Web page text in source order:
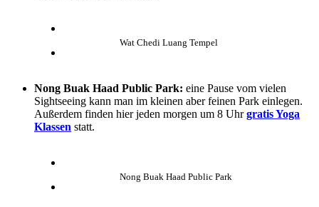
Wat Chedi Luang Tempel
Nong Buak Haad Public Park: eine Pause vom vielen
Sightseeing kann man im kleinen aber feinen Park einlegen.
Außerdem finden hier jeden morgen um 8 Uhrgratis Yoga
Klassen statt.
Nong Buak Haad Public Park